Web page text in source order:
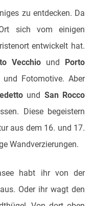
zu entdecken. Da
sich vom einigen
entwickelt hat.
Vecchiound Porto
Fotomotive. Aber
und San Rocco
Diese begeistern
aus dem 16. und 17.
Wandverzierungen.
habt ihr von der
Oder ihr wagt den